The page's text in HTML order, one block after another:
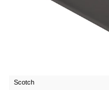
Scotch